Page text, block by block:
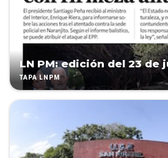
LN PM: edición del 23 de
TAPA LNPM